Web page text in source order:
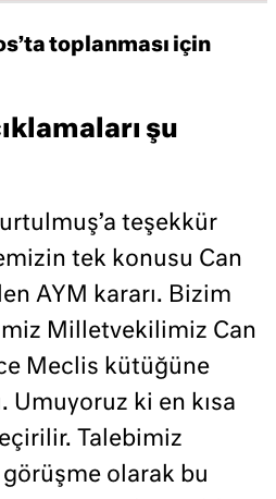
toplanması için
şu
teşekkür
tek konusu Can
AYM kararı. Bizim
Milletvekilimiz Can
Meclis kütüğüne
Umuyoruz ki en kısa
Talebimiz
olarak bu